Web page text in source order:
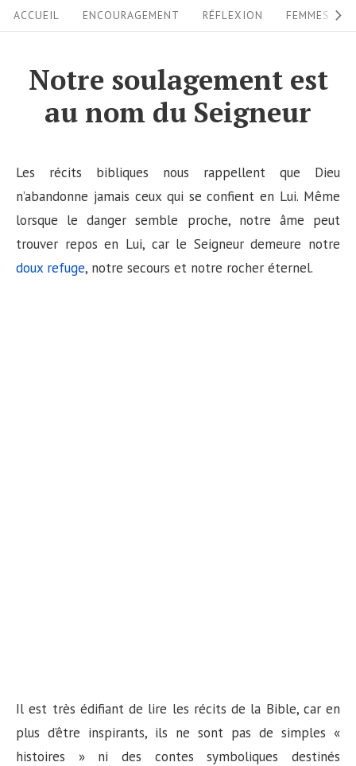
k
i
ACCUEIL ENCOURAGEMENT RÉFLEXION FEMMES
Notre soulagement est
au nom du Seigneur
Les récits bibliques nous rappellent que Dieu
n’abandonne jamais ceux qui se confient en Lui. Même
lorsque le danger semble proche, notre âme peut
trouver repos en Lui, car le Seigneur demeure notre
doux refuge, notre secours et notre rocher éternel.
Il est très édifiant de lire les récits de la Bible, car en
plus d’être inspirants, ils ne sont pas de simples «
histoires » ni des contes symboliques destinés